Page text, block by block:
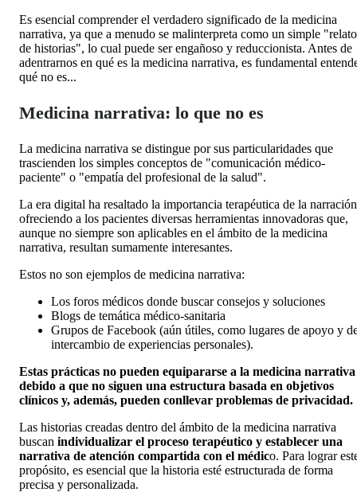
Es esencial comprender el verdadero significado de la medicina
narrativa, ya que a menudo se malinterpreta como un simple "relato
de historias", lo cual puede ser engañoso y reduccionista. Antes de
adentrarnos en qué es la medicina narrativa, es fundamental
qué no es...
Medicina narrativa: lo que no es
La medicina narrativa se distingue por sus particularidades que
trascienden los simples conceptos de "comunicación médico-
paciente" o "empatía del profesional de la salud".
La era digital ha resaltado la importancia terapéutica de la
ofreciendo a los pacientes diversas herramientas innovadoras que,
aunque no siempre son aplicables en el ámbito de la medicina
narrativa, resultan sumamente interesantes.
Estos no son ejemplos de medicina narrativa:
Los foros médicos donde buscar consejos y soluciones
Blogs de temática médico-sanitaria
Grupos de Facebook (aún útiles, como lugares de apoyo y
intercambio de experiencias personales).
Estas prácticas no pueden equipararse a la medicina narrativa
debido a que no siguen una estructura basada en objetivos
clínicos y, además, pueden conllevar problemas de privacidad.
Las historias creadas dentro del ámbito de la medicina narrativa
buscan individualizar el proceso terapéutico y establecer una
narrativa de atención compartida con el médico. Para lograr
propósito, es esencial que la historia esté estructurada de forma
precisa y personalizada.